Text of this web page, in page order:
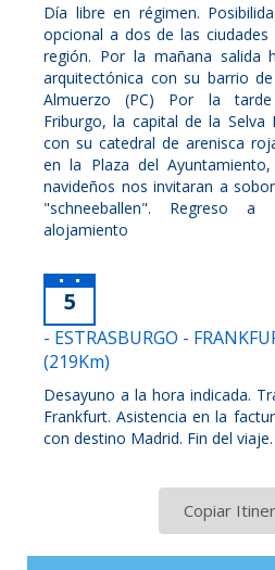
Día libre en régimen.
opcional a dos de las
región. Por la mañana salida
arquitectónica con su barrio
Almuerzo (PC) Por la tarde
Friburgo, la capital de la Selva
con su catedral de arenisca
en la Plaza del
navideños nos invitaran a
"schneeballen". Regreso a
alojamiento
5
- ESTRASBURGO -
(219Km)
Desayuno a la hora indicada.
Frankfurt. Asistencia en la
con destino Madrid. Fin del viaje.
Copiar